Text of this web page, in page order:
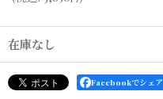
在庫なし
Facebookでシェア